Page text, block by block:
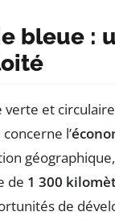
bleue :
verte et
l’
de 1 300
de